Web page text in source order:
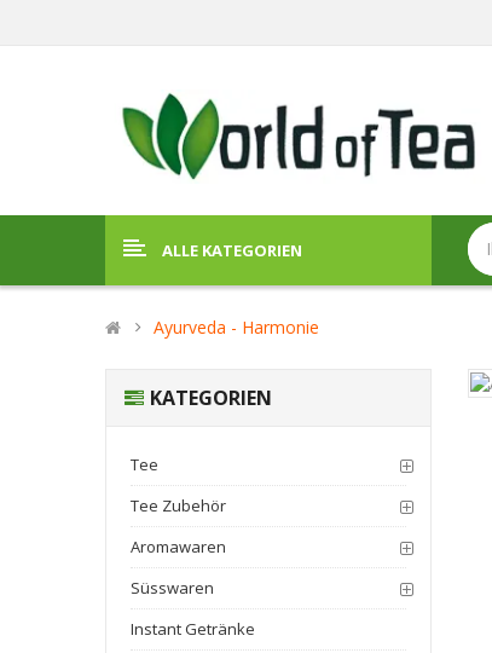
ALLE KATEGORIEN
Ayurveda - Harmonie
KATEGORIEN
Tee
Tee Zubehör
Aromawaren
Süsswaren
Instant Getränke